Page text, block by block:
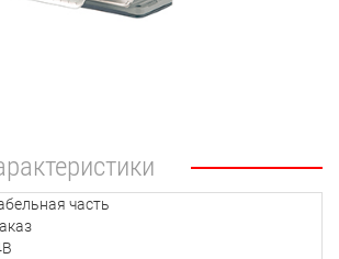
часть